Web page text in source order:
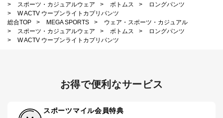
>
スポーツ・カジュアルウェア > ボトムス >
ロングパンツ
>
W ACTV ウーブンライトカプリパンツ
総合TOP
> MEGA SPORTS >
ウェア・スポーツ・カジュアル
>
スポーツ・カジュアルウェア > ボトムス >
ロングパンツ
>
W ACTV ウーブンライトカプリパンツ
お得で便利なサービス
スポーツマイル会員特典